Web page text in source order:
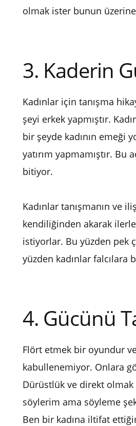
olmak ister bunun
3. Kaderin
Kadınlar için tanışma
şeyi erkek yapmıştır.
bir şeyde kadının emeği
yatırım yapmamıştır. Bu
bitiyor.
Kadınlar tanışmanın ve
kendiliğinden akarak
istiyorlar. Bu yüzden pek
yüzden kadınlar
4. Gücünü
Flört etmek bir oyundur
kabullenemiyor. Onlara
Dürüstlük ve direkt
söylerim ama söyleme
Ben bir kadına iltifat